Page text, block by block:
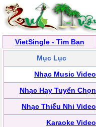
VietSingle - Tìm Bạn
Mục Lục
Nhạc Music Video
Nhạc Hay Tuyển Chọn
Nhạc Thiếu Nhi Video
Karaoke Video